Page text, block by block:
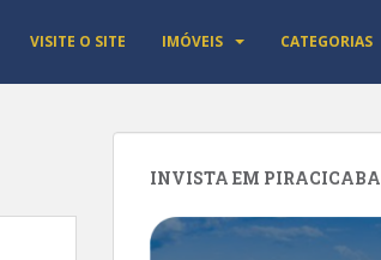
VISITE O SITE IMÓVEIS CATEGORIAS
INVISTA EM PIRACICABA